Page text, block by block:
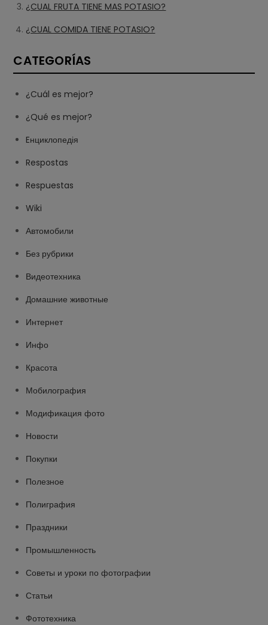
¿CUAL FRUTA TIENE MAS POTASIO?
¿CUAL COMIDA TIENE POTASIO?
CATEGORÍAS
¿Cuál es mejor?
¿Qué es mejor?
Eнциклопедія
Respostas
Respuestas
Wiki
Автомобили
Без рубрики
Видеотехника
Домашние животные
Интернет
Инфо
Красота
Мобилография
Модификация фото
Новости
Покупки
Полезное
Полиграфия
Праздники
Промышленность
Советы и уроки по фотографии
Статьи
Фототехника